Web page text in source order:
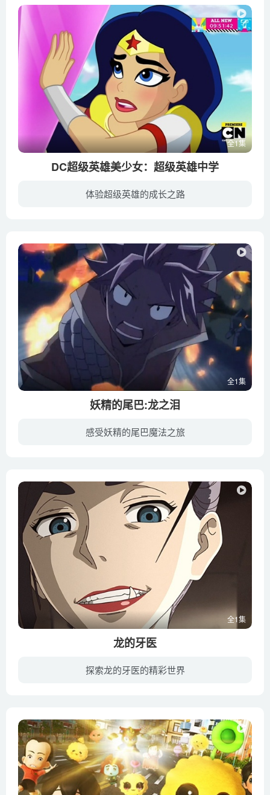
全1集
DC超级英雄美少女：超级英雄中学
体验超级英雄的成长之路
全1集
妖精的尾巴:龙之泪
感受妖精的尾巴魔法之旅
全1集
龙的牙医
探索龙的牙医的精彩世界